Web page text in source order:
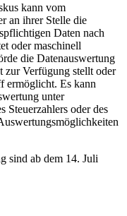
kann vom
an ihrer Stelle die
Daten nach
oder maschinell
die Datenauswertung
zur Verfügung stellt oder
ermöglicht. Es kann
unter
Steuerzahlers oder des
sind ab dem 14. Juli